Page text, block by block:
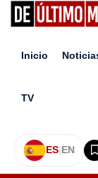
Inicio
TV
ES|EN